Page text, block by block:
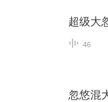
超级大
46
忽悠混